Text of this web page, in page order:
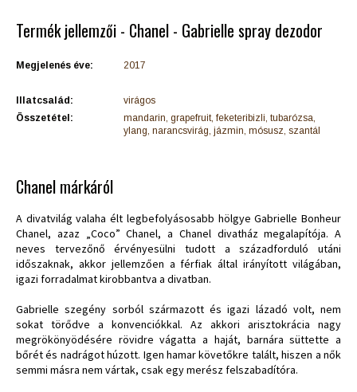
Termék jellemzői - Chanel - Gabrielle spray dezodor
Megjelenés éve: 2017
Illatcsalád:
virágos
Összetétel:
mandarin, grapefruit, feketeribizli, tubarózsa,
ylang, narancsvirág, jázmin, mósusz, szantál
Chanel márkáról
A divatvilág valaha élt legbefolyásosabb hölgye Gabrielle Bonheur
Chanel, azaz „Coco” Chanel, a Chanel divatház megalapítója. A
neves tervezőnő érvényesülni tudott a századforduló utáni
időszaknak, akkor jellemzően a férfiak által irányított világában,
igazi forradalmat kirobbantva a divatban.
Gabrielle szegény sorból származott és igazi lázadó volt, nem
sokat törődve a konvenciókkal. Az akkori arisztokrácia nagy
megrökönyödésére rövidre vágatta a haját, barnára süttette a
bőrét és nadrágot húzott. Igen hamar követőkre talált, hiszen a nők
semmi másra nem vártak, csak egy merész felszabadítóra.